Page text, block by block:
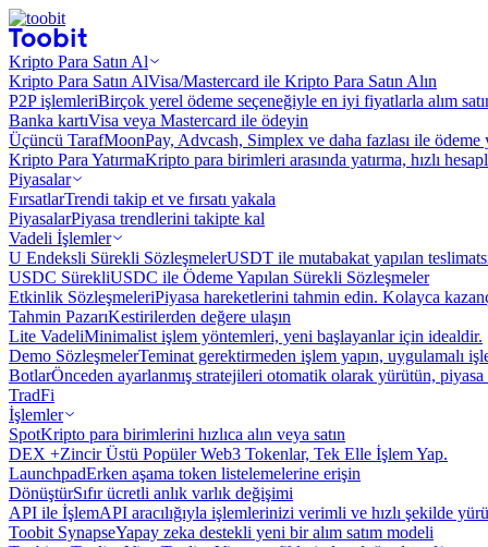
Kripto Para Satın Al
Kripto Para Satın AlVisa/Mastercard ile Kripto Para Satın Alın
P2P işlemleriBirçok yerel ödeme seçeneğiyle en iyi fiyatlarla alım
Banka kartıVisa veya Mastercard ile ödeyin
Üçüncü TarafMoonPay, Advcash, Simplex ve daha fazlası ile ödeme
Kripto Para YatırmaKripto para birimleri arasında yatırma, hızlı
Piyasalar
FırsatlarTrendi takip et ve fırsatı yakala
PiyasalarPiyasa trendlerini takipte kal
Vadeli İşlemler
U Endeksli Sürekli SözleşmelerUSDT ile mutabakat yapılan
USDC SürekliUSDC ile Ödeme Yapılan Sürekli Sözleşmeler
Etkinlik SözleşmeleriPiyasa hareketlerini tahmin edin. Kolayca
Tahmin PazarıKestirilerden değere ulaşın
Lite VadeliMinimalist işlem yöntemleri, yeni başlayanlar için idealdir.
Demo SözleşmelerTeminat gerektirmeden işlem yapın, uygulamalı
BotlarÖnceden ayarlanmış stratejileri otomatik olarak yürütün, piyasa
TradFi
İşlemler
SpotKripto para birimlerini hızlıca alın veya satın
DEX +Zincir Üstü Popüler Web3 Tokenlar, Tek Elle İşlem Yap.
LaunchpadErken aşama token listelemelerine erişin
DönüştürSıfır ücretli anlık varlık değişimi
API ile İşlemAPI aracılığıyla işlemlerinizi verimli ve hızlı şekilde
Toobit SynapseYapay zeka destekli yeni bir alım satım modeli